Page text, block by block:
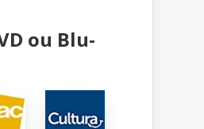
ou Blu-